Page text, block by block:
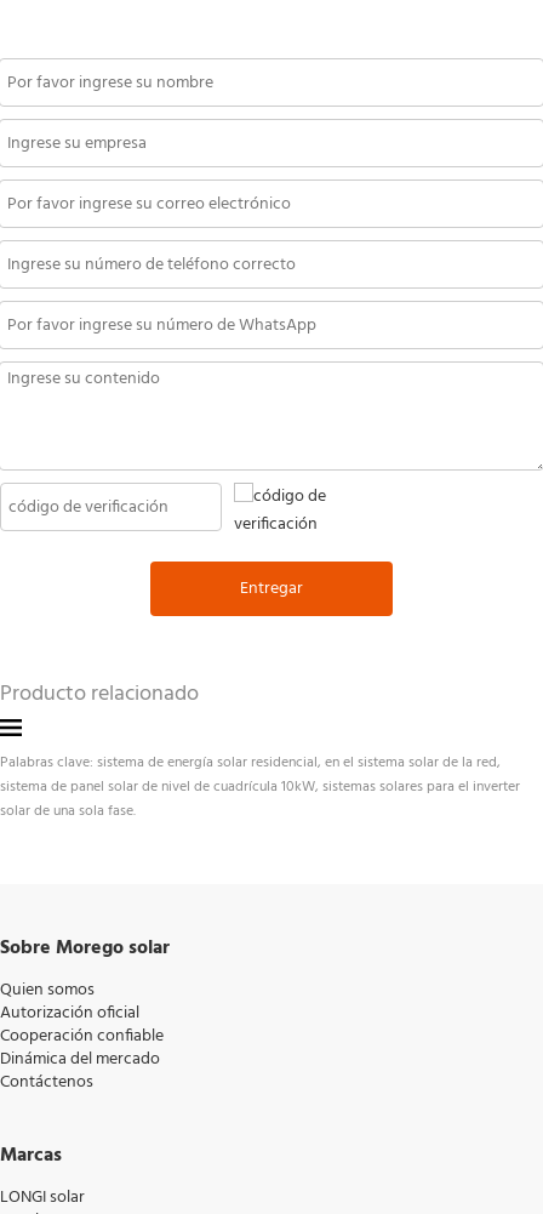
Entregar
Producto relacionado
Palabras clave: sistema de energía solar residencial, en el sistema solar de la red,
sistema de panel solar de nivel de cuadrícula 10kW, sistemas solares para el inverter
solar de una sola fase.
Sobre Morego solar
Quien somos
Autorización oficial
Cooperación confiable
Dinámica del mercado
Contáctenos
Marcas
LONGI solar